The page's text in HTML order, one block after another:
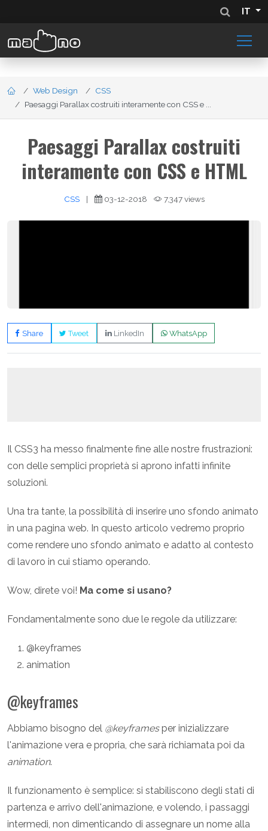
IT
Web Design
CSS
Paesaggi Parallax costruiti interamente con CSS e ...
Paesaggi Parallax costruiti
interamente con CSS e HTML
CSS | 03-12-2018 7,347 views
Share Tweet LinkedIn WhatsApp
Il CSS3 ha messo finalmente fine alle nostre frustrazioni:
con delle semplici proprietà si aprono infatti infinite
soluzioni.
Una tra tante, la possibilità di inserire uno sfondo animato
in una pagina web. In questo articolo vedremo proprio
come rendere uno sfondo animato e adatto al contesto
di lavoro in cui stiamo operando.
Wow, direte voi! Ma come si usano?
Fondamentalmente sono due le regole da utilizzare:
@keyframes
animation
@keyframes
Abbiamo bisogno del @keyframesper inizializzare
l'animazione vera e propria, che sarà richiamata poi da
animation.
Il funzionamento è semplice: si stabiliscono degli stati di
partenza e arrivo dell'animazione, e volendo, i passaggi
intermedi, non dimenticando di assegnare un nome alla